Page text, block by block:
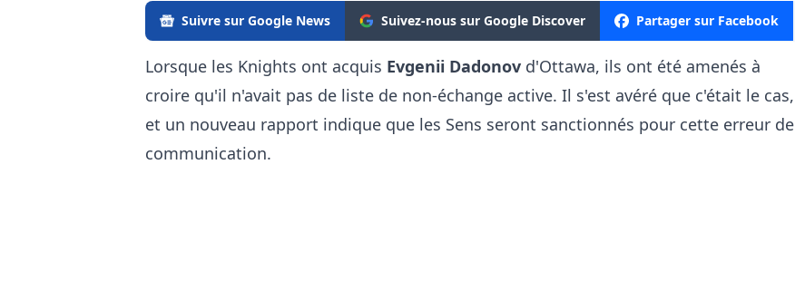
Suivre sur Google News Suivez-nous sur Google Discover Partager sur Facebook
Lorsque les Knights ont acquis Evgenii Dadonov d'Ottawa, ils ont été amenés à
croire qu'il n'avait pas de liste de non-échange active. Il s'est avéré que c'était le cas,
et un nouveau rapport indique que les Sens seront sanctionnés pour cette erreur de
communication.